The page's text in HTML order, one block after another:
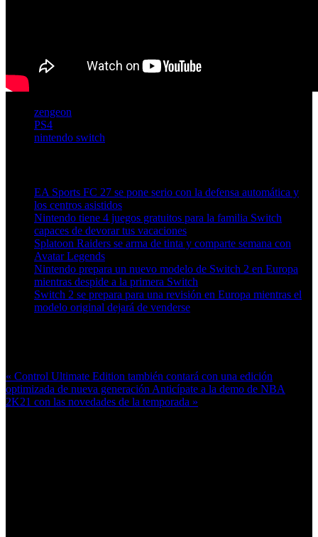
zengeon
PS4
nintendo switch
EA Sports FC 27 se pone serio con la defensa automática y
los centros asistidos
Nintendo tiene 4 juegos gratuitos para la familia Switch
capaces de devorar tus vacaciones
Splatoon Raiders se arma de tinta y comparte semana con
Avatar Legends
Nintendo prepara un nuevo modelo de Switch 2 en Europa
mientras despide a la primera Switch
Switch 2 se prepara para una revisión en Europa mientras el
modelo original dejará de venderse
« Control Ultimate Edition también contará con una edición
optimizada de nueva generación Anticípate a la demo de NBA
2K21 con las novedades de la temporada »